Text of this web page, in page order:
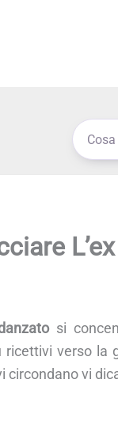
si
verso la
circondano vi